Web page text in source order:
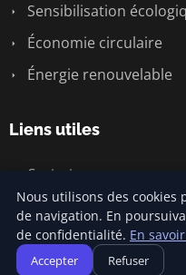
Sensibilisation
Économie circulaire
Énergie renouvelable
Liens utiles
Contact
© 2026
Nous utilisons des cookies
de navigation. En
de confidentialité. En
Accepter Refuser